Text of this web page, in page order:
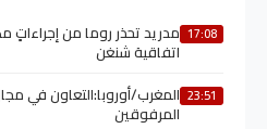
17:08 مدريد تحذر روما من
اتفاقية شنغن
23:51 المغرب/أوروبا:التعاون في
المرفوقين